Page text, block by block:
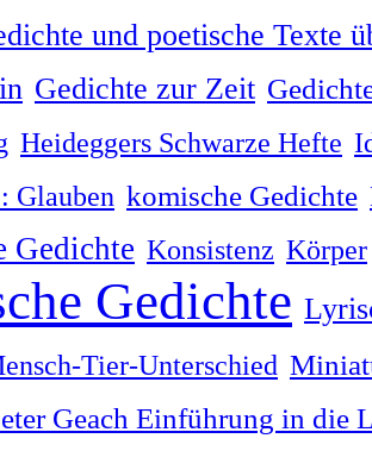
und poetische Texte
Gedichte zur Zeit
Heideggers Schwarze Hefte
Glauben komische Gedichte
Gedichte Konsistenz Körper
Gedichte
Tier-Unterschied
Geach Einführung in die